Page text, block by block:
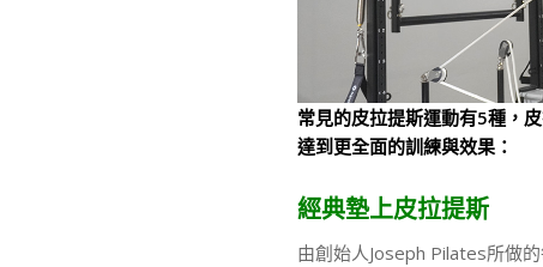
常見的皮拉提斯運動有5種，
達到更全面的訓練與效果：
經典墊上皮拉提斯
由創始人Joseph Pilates所做